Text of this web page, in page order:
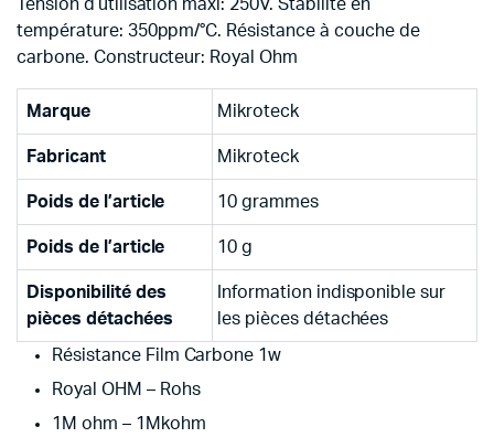
Tension d’utilisation maxi: 250V. Stabilité en
température: 350ppm/°C. Résistance à couche de
carbone. Constructeur: Royal Ohm
Marque ‎Mikroteck
Fabricant ‎Mikroteck
Poids de l’article ‎10 grammes
Poids de l’article ‎10 g
Disponibilité des
pièces détachées
‎Information indisponible sur
les pièces détachées
Résistance Film Carbone 1w
Royal OHM – Rohs
1M ohm – 1Mkohm